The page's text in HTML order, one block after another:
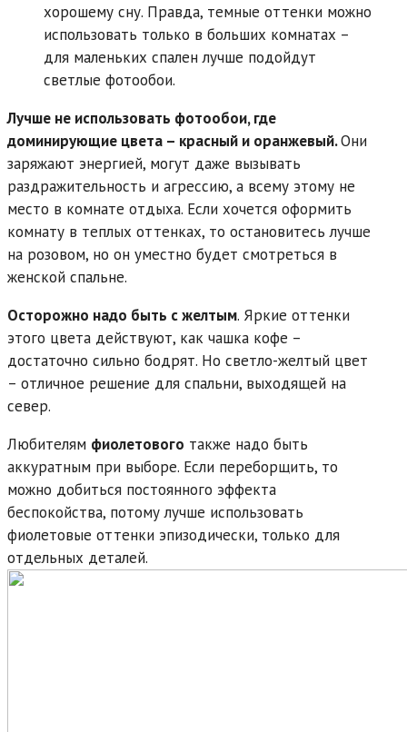
хорошему сну. Правда, темные оттенки можно
использовать только в больших комнатах –
для маленьких спален лучше подойдут
светлые фотообои.
Лучше не использовать фотообои, где
доминирующие цвета – красный и оранжевый.Они
заряжают энергией, могут даже вызывать
раздражительность и агрессию, а всему этому не
место в комнате отдыха. Если хочется оформить
комнату в теплых оттенках, то остановитесь лучше
на розовом, но он уместно будет смотреться в
женской спальне.
Осторожно надо быть с желтым. Яркие оттенки
этого цвета действуют, как чашка кофе –
достаточно сильно бодрят. Но светло-желтый цвет
– отличное решение для спальни, выходящей на
север.
Любителям фиолетового также надо быть
аккуратным при выборе. Если переборщить, то
можно добиться постоянного эффекта
беспокойства, потому лучше использовать
фиолетовые оттенки эпизодически, только для
отдельных деталей.